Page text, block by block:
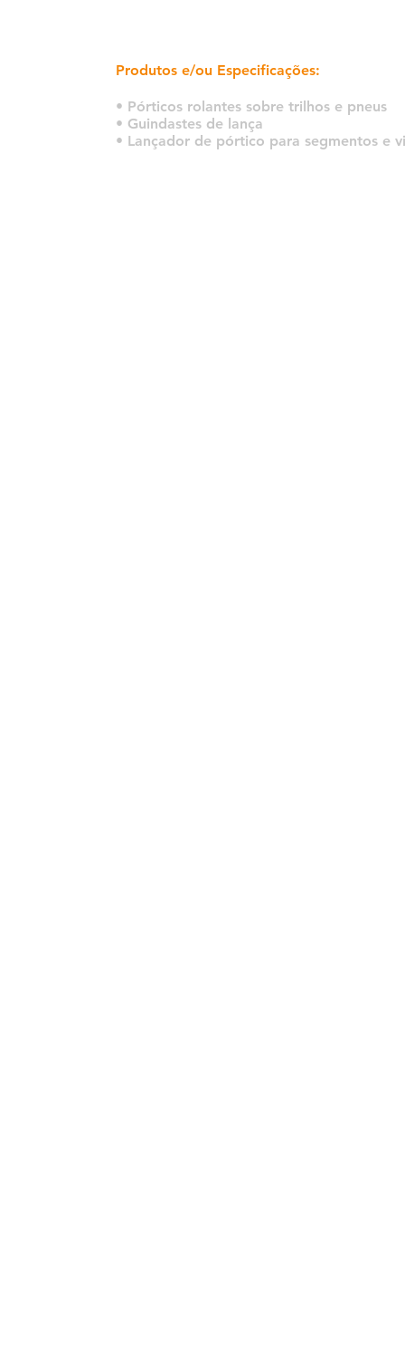
Produtos e/ou Especificações:
• Pórticos rolantes sobre trilhos e pneus
• Guindastes de lança
• Lançador de pórtico para segmentos e